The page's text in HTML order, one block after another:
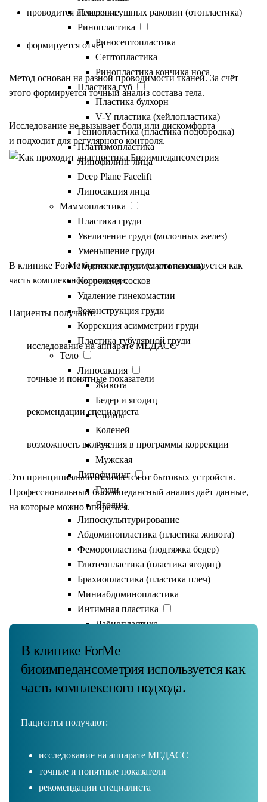
Пластика ушных раковин (отопластика)
Ринопластика
Риносептопластика
Септопластика
Ринопластика кончика носа
Пластика губ
Пластика булхорн
V-Y пластика (хейлопластика)
Гениопластика (пластика подбородка)
Платизмопластика
Липофилинг лица
Deep Plane Facelift
Липосакция лица
Маммопластика
Пластика груди
Увеличение груди (молочных желез)
Уменьшение груди
Подтяжка груди (мастопексия)
Коррекция сосков
Удаление гинекомастии
Реконструкция груди
Коррекция асимметрии груди
Пластика тубулярной груди
Тело
Липосакция
Живота
Бедер и ягодиц
Спины
Коленей
Рук
Мужская
Липофилинг
Груди
Ягодиц
Липоскульптурирование
Абдоминопластика (пластика живота)
Феморопластика (подтяжка бедер)
Глютеопластика (пластика ягодиц)
Брахиопластика (пластика плеч)
Миниабдоминопластика
Интимная пластика
Лабиопластика
Ушивание диастаза
Бодилифтинг
Удаление шрамов и рубцов
Прием пластического хирурга
Реабилитация после операций
Результаты операций
Стоимость услуг
Флебология
проводится измерение
формируется отчёт
Метод основан на разной проводимости тканей. За счёт
этого формируется точный анализ состава тела.
Исследование не вызывает боли или дискомфорта
и подходит для регулярного контроля.
Как читать результаты
В клинике ForMe биоимпедансометрия используется как
часть комплексного подхода.
Пациенты получают:
исследование на аппарате МЕДАСС
точные и понятные показатели
рекомендации специалиста
возможность включения в программы коррекции
Это принципиально отличается от бытовых устройств.
Профессиональный биоимпедансный анализ даёт данные,
на которые можно опираться.
Почему выбирают ForMe
В клинике ForMe
биоимпедансометрия используется как
часть комплексного подхода.
Пациенты получают:
исследование на аппарате МЕДАСС
точные и понятные показатели
рекомендации специалиста